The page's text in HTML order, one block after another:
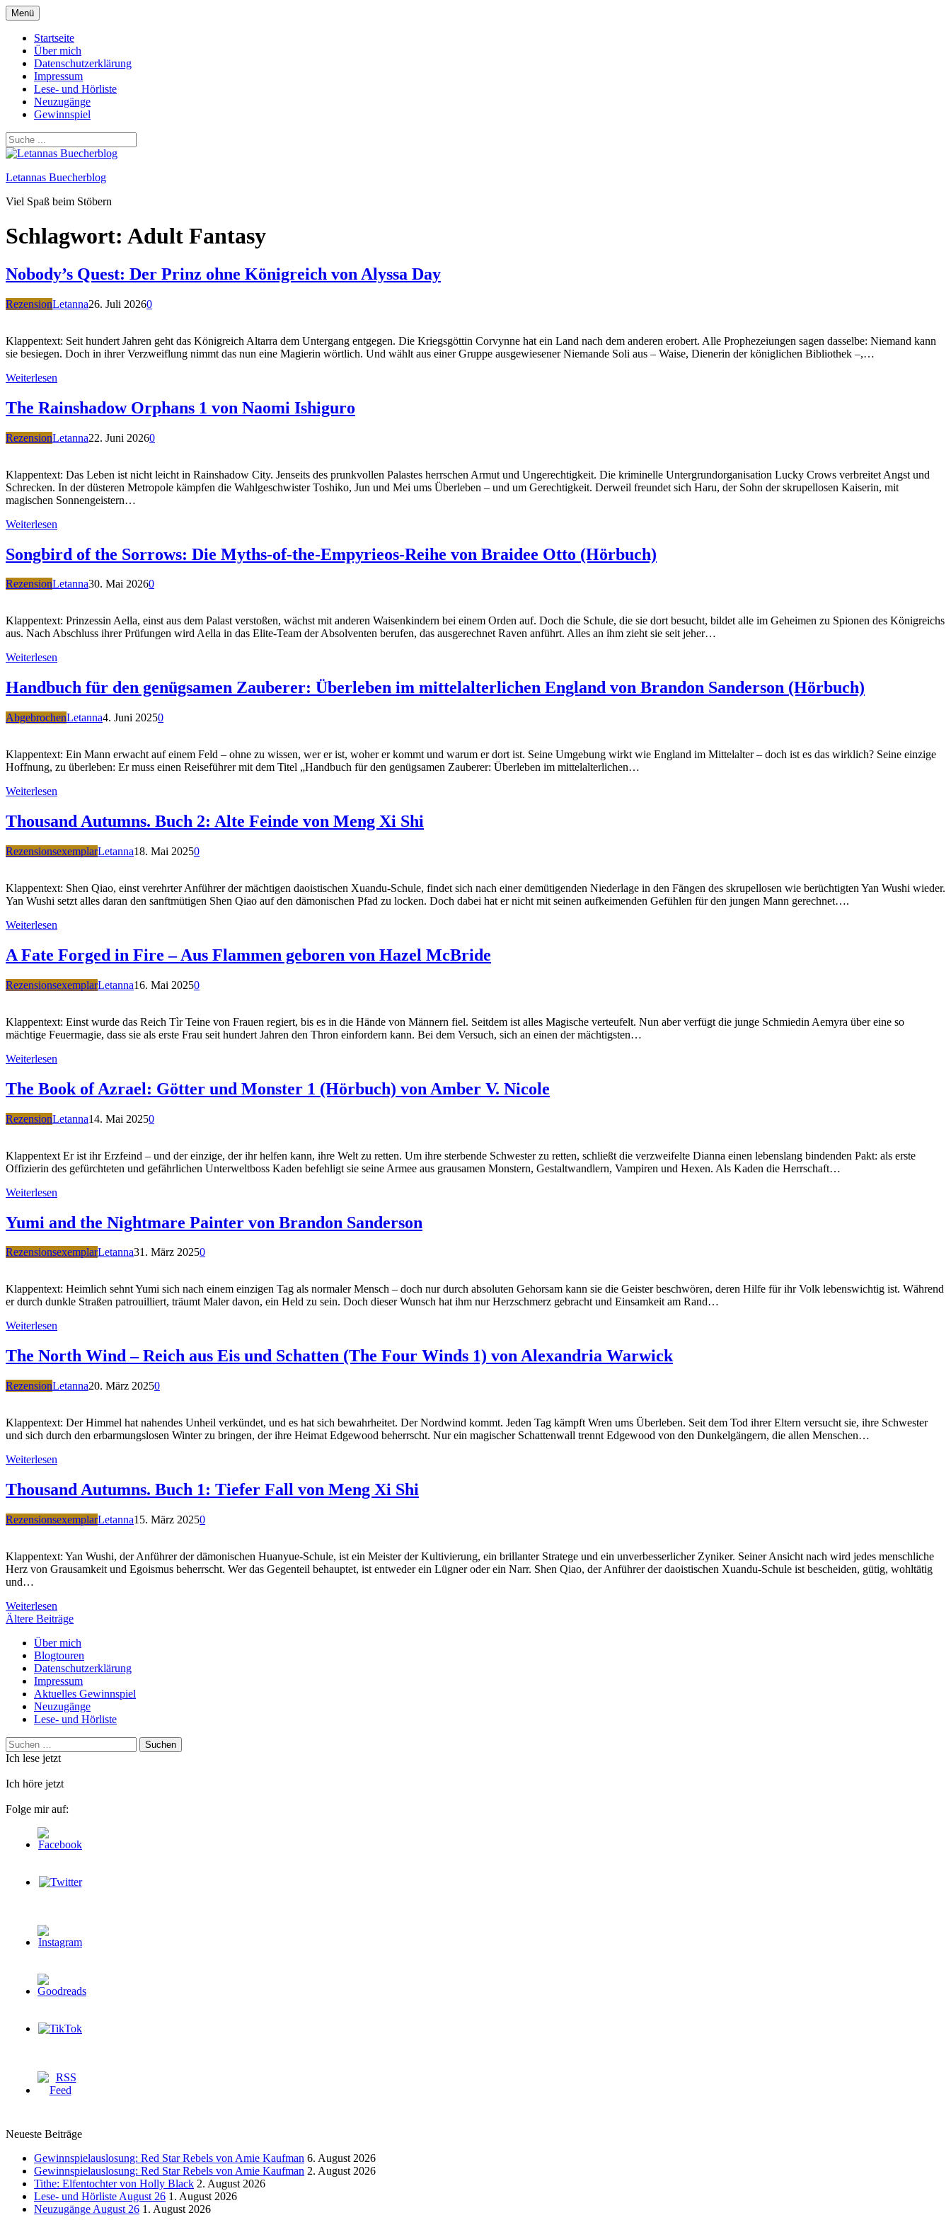
Zum
Inhalt
springen
Menü
Startseite
Über mich
Datenschutzerklärung
Impressum
Lese- und Hörliste
Neuzugänge
Gewinnspiel
Letannas Buecherblog
Viel Spaß beim Stöbern
Schlagwort: Adult Fantasy
Nobody’s Quest: Der Prinz ohne Königreich von Alyssa Day
RezensionLetanna26. Juli 20260
Klappentext: Seit hundert Jahren geht das Königreich Altarra dem Untergang entgegen. Die Kriegsgöttin Corvynne hat ein Land nach dem anderen erobert. Alle Prophezeiungen sagen dasselbe: Niemand kann
sie besiegen. Doch in ihrer Verzweiflung nimmt das nun eine Magierin wörtlich. Und wählt aus einer Gruppe ausgewiesener Niemande Soli aus – Waise, Dienerin der königlichen Bibliothek –,…
Weiterlesen
The Rainshadow Orphans 1 von Naomi Ishiguro
RezensionLetanna22. Juni 20260
Klappentext: Das Leben ist nicht leicht in Rainshadow City. Jenseits des prunkvollen Palastes herrschen Armut und Ungerechtigkeit. Die kriminelle Untergrundorganisation Lucky Crows verbreitet Angst und
Schrecken. In der düsteren Metropole kämpfen die Wahlgeschwister Toshiko, Jun und Mei ums Überleben – und um Gerechtigkeit. Derweil freundet sich Haru, der Sohn der skrupellosen Kaiserin, mit
magischen Sonnengeistern…
Weiterlesen
Songbird of the Sorrows: Die Myths-of-the-Empyrieos-Reihe von Braidee Otto (Hörbuch)
RezensionLetanna30. Mai 20260
Klappentext: Prinzessin Aella, einst aus dem Palast verstoßen, wächst mit anderen Waisenkindern bei einem Orden auf. Doch die Schule, die sie dort besucht, bildet alle im Geheimen zu Spionen des Königreichs
aus. Nach Abschluss ihrer Prüfungen wird Aella in das Elite-Team der Absolventen berufen, das ausgerechnet Raven anführt. Alles an ihm zieht sie seit jeher…
Weiterlesen
Handbuch für den genügsamen Zauberer: Überleben im mittelalterlichen England von Brandon Sanderson (Hörbuch)
AbgebrochenLetanna4. Juni 20250
Klappentext: Ein Mann erwacht auf einem Feld – ohne zu wissen, wer er ist, woher er kommt und warum er dort ist. Seine Umgebung wirkt wie England im Mittelalter – doch ist es das wirklich? Seine einzige
Hoffnung, zu überleben: Er muss einen Reiseführer mit dem Titel „Handbuch für den genügsamen Zauberer: Überleben im mittelalterlichen…
Weiterlesen
Thousand Autumns. Buch 2: Alte Feinde von Meng Xi Shi
RezensionsexemplarLetanna18. Mai 20250
Klappentext: Shen Qiao, einst verehrter Anführer der mächtigen daoistischen Xuandu-Schule, findet sich nach einer demütigenden Niederlage in den Fängen des skrupellosen wie berüchtigten Yan Wushi wieder.
Yan Wushi setzt alles daran den sanftmütigen Shen Qiao auf den dämonischen Pfad zu locken. Doch dabei hat er nicht mit seinen aufkeimenden Gefühlen für den jungen Mann gerechnet….
Weiterlesen
A Fate Forged in Fire – Aus Flammen geboren von Hazel McBride
RezensionsexemplarLetanna16. Mai 20250
Klappentext: Einst wurde das Reich Tìr Teine von Frauen regiert, bis es in die Hände von Männern fiel. Seitdem ist alles Magische verteufelt. Nun aber verfügt die junge Schmiedin Aemyra über eine so
mächtige Feuermagie, dass sie als erste Frau seit hundert Jahren den Thron einfordern kann. Bei dem Versuch, sich an einen der mächtigsten…
Weiterlesen
The Book of Azrael: Götter und Monster 1 (Hörbuch) von Amber V. Nicole
RezensionLetanna14. Mai 20250
Klappentext Er ist ihr Erzfeind – und der einzige, der ihr helfen kann, ihre Welt zu retten. Um ihre sterbende Schwester zu retten, schließt die verzweifelte Dianna einen lebenslang bindenden Pakt: als erste
Offizierin des gefürchteten und gefährlichen Unterweltboss Kaden befehligt sie seine Armee aus grausamen Monstern, Gestaltwandlern, Vampiren und Hexen. Als Kaden die Herrschaft…
Weiterlesen
Yumi and the Nightmare Painter von Brandon Sanderson
RezensionsexemplarLetanna31. März 20250
Klappentext: Heimlich sehnt Yumi sich nach einem einzigen Tag als normaler Mensch – doch nur durch absoluten Gehorsam kann sie die Geister beschwören, deren Hilfe für ihr Volk lebenswichtig ist. Während
er durch dunkle Straßen patrouilliert, träumt Maler davon, ein Held zu sein. Doch dieser Wunsch hat ihm nur Herzschmerz gebracht und Einsamkeit am Rand…
Weiterlesen
The North Wind – Reich aus Eis und Schatten (The Four Winds 1) von Alexandria Warwick
RezensionLetanna20. März 20250
Klappentext: Der Himmel hat nahendes Unheil verkündet, und es hat sich bewahrheitet. Der Nordwind kommt. Jeden Tag kämpft Wren ums Überleben. Seit dem Tod ihrer Eltern versucht sie, ihre Schwester
und sich durch den erbarmungslosen Winter zu bringen, der ihre Heimat Edgewood beherrscht. Nur ein magischer Schattenwall trennt Edgewood von den Dunkelgängern, die allen Menschen…
Weiterlesen
Thousand Autumns. Buch 1: Tiefer Fall von Meng Xi Shi
RezensionsexemplarLetanna15. März 20250
Klappentext: Yan Wushi, der Anführer der dämonischen Huanyue-Schule, ist ein Meister der Kultivierung, ein brillanter Stratege und ein unverbesserlicher Zyniker. Seiner Ansicht nach wird jedes menschliche
Herz von Grausamkeit und Egoismus beherrscht. Wer das Gegenteil behauptet, ist entweder ein Lügner oder ein Narr. Shen Qiao, der Anführer der daoistischen Xuandu-Schule ist bescheiden, gütig, wohltätig
und…
Weiterlesen
Beitragsnavigation
Ältere Beiträge
Über mich
Blogtouren
Datenschutzerklärung
Impressum
Aktuelles Gewinnspiel
Neuzugänge
Lese- und Hörliste
Suchen
nach:
Ich lese jetzt
Ich höre jetzt
Folge mir auf:
Neueste Beiträge
Gewinnspielauslosung: Red Star Rebels von Amie Kaufman 6. August 2026
Gewinnspielauslosung: Red Star Rebels von Amie Kaufman 2. August 2026
Tithe: Elfentochter von Holly Black 2. August 2026
Lese- und Hörliste August 26 1. August 2026
Neuzugänge August 26 1. August 2026